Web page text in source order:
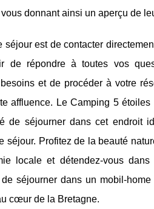
donnant ainsi un aperçu de
séjour est de contacter
de répondre à toutes vos
et de procéder à votre
affluence. Le Camping 5
de séjourner dans cet endroit
séjour. Profitez de la beauté
locale et détendez-vous
séjourner dans un mobil-
cœur de la Bretagne.